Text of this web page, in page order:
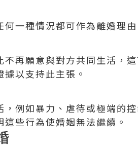
一種情況都可作為離婚理由
再願意與對方共同生活，
以支持此主張。
例如暴力、虐待或極端的
些行為使婚姻無法繼續。